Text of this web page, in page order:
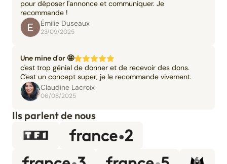
pour déposer l'annonce et communiquer. Je
recommande !
Émilie Duseaux
23/09/2025
Une mine d'or 🤩
c'est trop génial de donner et de recevoir des dons.
C'est un concept super, je le recommande vivement.
Claudine Lacroix
06/08/2025
Ils parlent de nous